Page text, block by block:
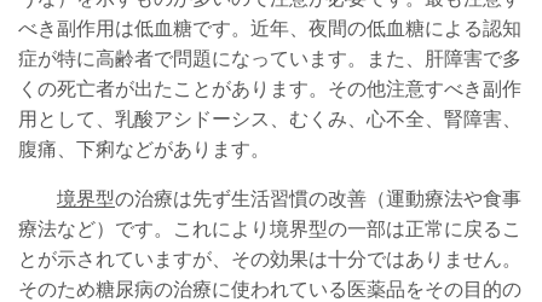
べき副作用は低血糖です。近年、夜間の低血糖による認知
症が特に高齢者で問題になっています。また、肝障害で多
くの死亡者が出たことがあります。その他注意すべき副作
用として、乳酸アシドーシス、むくみ、心不全、腎障害、
腹痛、下痢などがあります。
境界型の治療は先ず生活習慣の改善（運動療法や食事
療法など）です。これにより境界型の一部は正常に戻るこ
とが示されていますが、その効果は十分ではありません。
そのため糖尿病の治療に使われている医薬品をその目的の